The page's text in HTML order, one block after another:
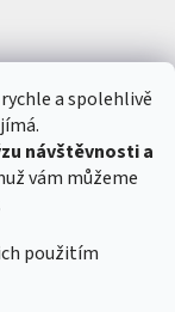
a spolehlivě
návštěvnosti a
vám můžeme
použitím